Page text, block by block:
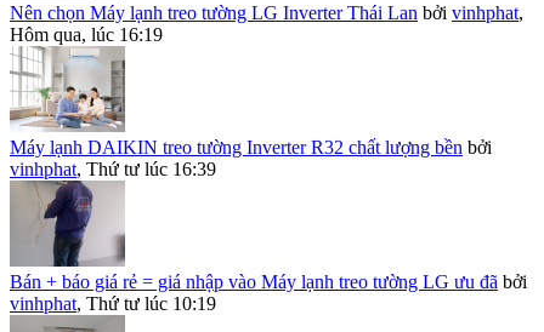
Nên chọn Máy lạnh treo tường LG Inverter Thái Lan bởi vinhphat,
Hôm qua, lúc 16:19
Máy lạnh DAIKIN treo tường Inverter R32 chất lượng bền bởi
vinhphat, Thứ tư lúc 16:39
Bán + báo giá rẻ = giá nhập vào Máy lạnh treo tường LG ưu đã bởi
vinhphat, Thứ tư lúc 10:19